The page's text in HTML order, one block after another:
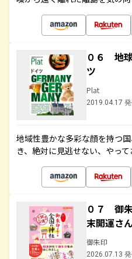
０６ 地
ツ
Plat
2019.04.17
地域性豊かな多彩な顔を持つ
き、絶対に見逃せない、やっ
０７ 御
末開運さ
御朱印
2026.07.13